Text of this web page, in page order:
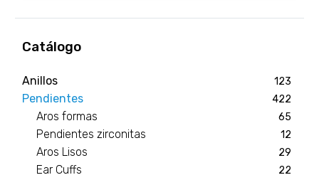
Catálogo
Anillos 123
Pendientes 422
Aros formas 65
Pendientes zirconitas 12
Aros Lisos 29
Ear Cuffs 22